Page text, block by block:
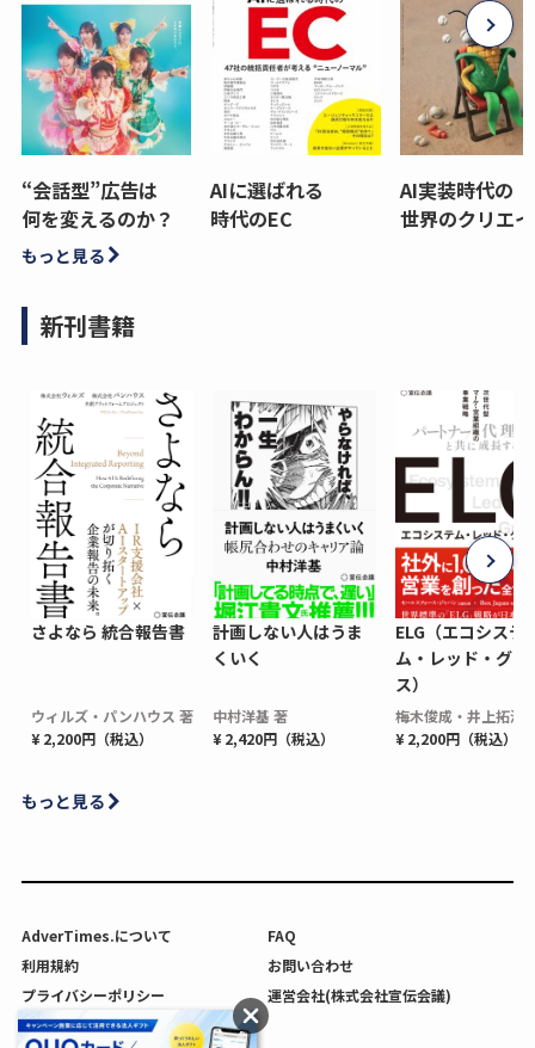
“会話型”広告は
何を変えるのか？
AIに選ばれる
時代のEC
AI実装時代の
世界のクリエ
もっと見る
新刊書籍
さよなら 統合報告書
ウィルズ・パンハウス 著
¥ 2,200円（税込）
計画しない人はうま
くいく
中村洋基 著
¥ 2,420円（税込）
ELG（エコシステ
ム・レッド・グロ
ス）
梅木俊成・井上拓海
¥ 2,200円（税込）
もっと見る
AdverTimes.について
FAQ
利用規約
お問い合わせ
プライバシーポリシー
運営会社(株式会社宣伝会議)
利用者情報の外部送信について